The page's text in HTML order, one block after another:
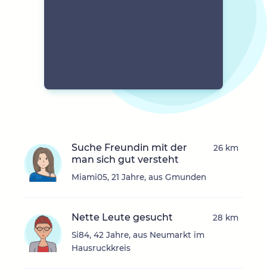
Suche Freundin mit der
man sich gut versteht
Miami05, 21 Jahre, aus Gmunden
26 km
Nette Leute gesucht
Si84, 42 Jahre, aus Neumarkt im
Hausruckkreis
28 km